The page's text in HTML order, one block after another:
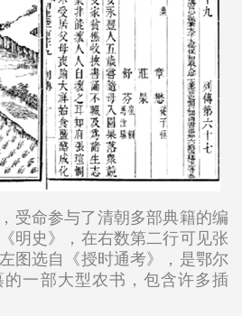
受命参与了清朝多部典籍的编
明史》，在右数第二行可见张
图选自《授时通考》，是鄂尔
一部大型农书，包含许多插